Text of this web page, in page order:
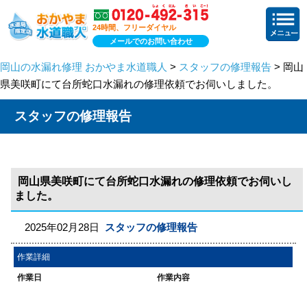
24時間、フリーダイヤル
メールでのお問い合わせ
岡山の水漏れ修理 おかやま水道職人 > スタッフの修理報告 > 岡山
県美咲町にて台所蛇口水漏れの修理依頼でお伺いしました。
スタッフの修理報告
岡山県美咲町にて台所蛇口水漏れの修理依頼でお伺いし
ました。
2025年02月28日 スタッフの修理報告
作業詳細
作業日
作業内容